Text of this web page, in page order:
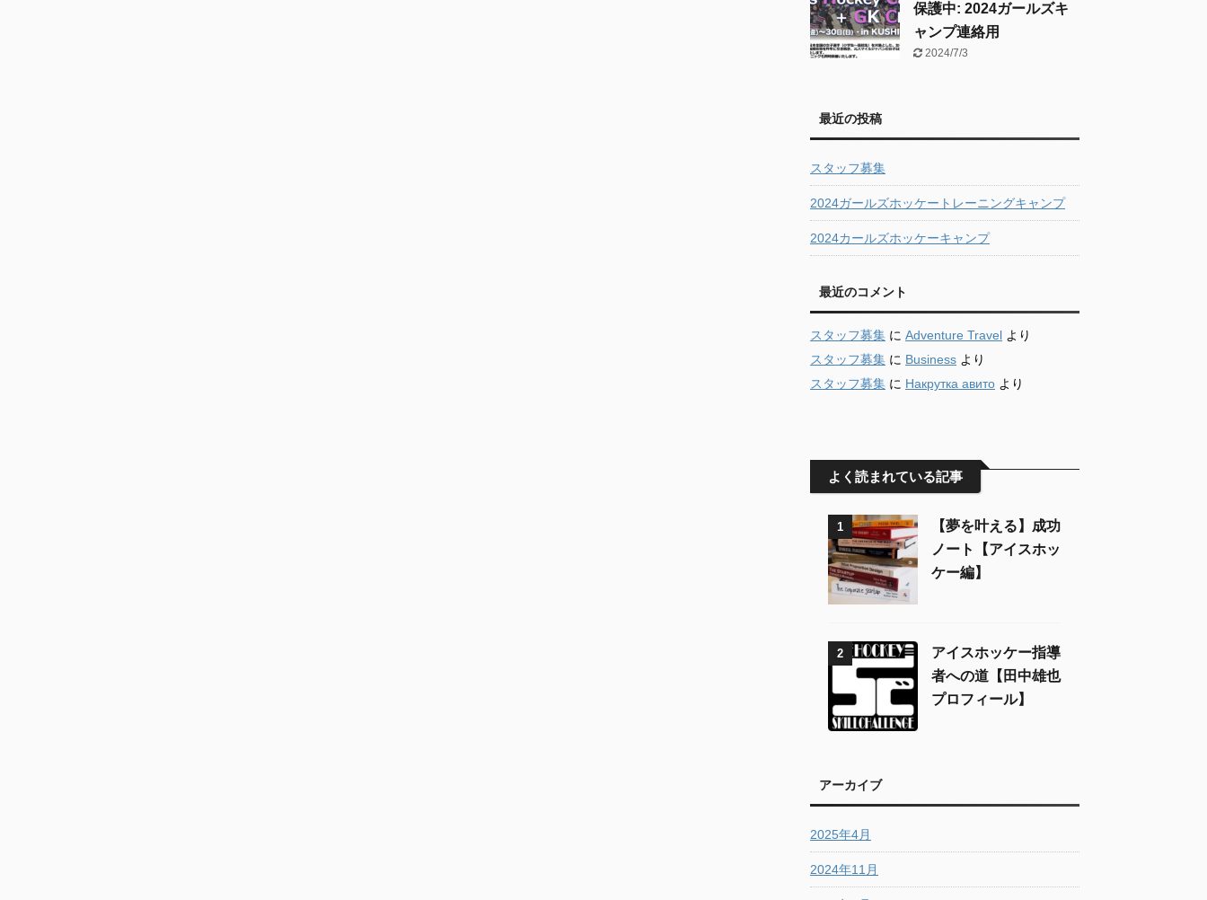
保護中: 2024ガールズキ
ャンプ連絡用
2024/7/3
最近の投稿
スタッフ募集
2024ガールズホッケートレーニングキャンプ
2024カールズホッケーキャンプ
最近のコメント
スタッフ募集 に Adventure Travel より
スタッフ募集 に Business より
スタッフ募集 に Накрутка авито より
よく読まれている記事
1
【夢を叶える】成功
ノート【アイスホッ
ケー編】
2
アイスホッケー指導
者への道【田中雄也
プロフィール】
アーカイブ
2025年4月
2024年11月